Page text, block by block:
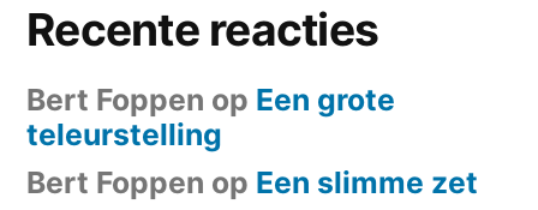
Recente reacties
Bert Foppen op Een grote
teleurstelling
Bert Foppen op Een slimme zet